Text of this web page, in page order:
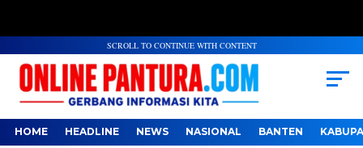
SCROLL TO CONTINUE WITH CONTENT
HOME HEADLINE NEWS NASIONAL BANTEN